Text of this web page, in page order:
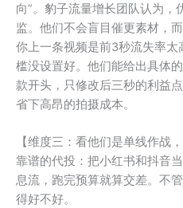
向”。豹子流量增长团队认为，
监。他们不会盲目催更素材，
你上一条视频是前3秒流失率太
槛没设置好。他们能给出具体
款开头，只修改后三秒的利益
省下高昂的拍摄成本。
【维度三：看他们是单线作战
靠谱的代投：把小红书和抖音
息流，跑完预算就算交差。不
得好不好。